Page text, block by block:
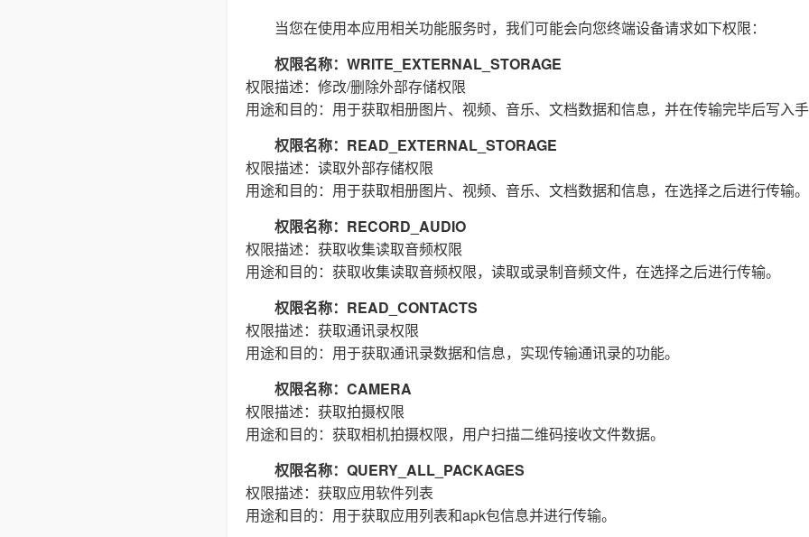
当您在使用本应用相关功能服务时，我们可能会向您终端设备请求如下权限：
权限名称：WRITE_EXTERNAL_STORAGE
权限描述：修改/删除外部存储权限
用途和目的：用于获取相册图片、视频、音乐、文档数据和信息，并在传输完毕后写入
权限名称：READ_EXTERNAL_STORAGE
权限描述：读取外部存储权限
用途和目的：用于获取相册图片、视频、音乐、文档数据和信息，在选择之后进行传输。
权限名称：RECORD_AUDIO
权限描述：获取收集读取音频权限
用途和目的：获取收集读取音频权限，读取或录制音频文件，在选择之后进行传输。
权限名称：READ_CONTACTS
权限描述：获取通讯录权限
用途和目的：用于获取通讯录数据和信息，实现传输通讯录的功能。
权限名称：CAMERA
权限描述：获取拍摄权限
用途和目的：获取相机拍摄权限，用户扫描二维码接收文件数据。
权限名称：QUERY_ALL_PACKAGES
权限描述：获取应用软件列表
用途和目的：用于获取应用列表和apk包信息并进行传输。